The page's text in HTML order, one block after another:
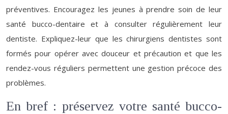
préventives. Encouragez les jeunes à prendre soin de leur
santé bucco-dentaire et à consulter régulièrement leur
dentiste. Expliquez-leur que les chirurgiens dentistes sont
formés pour opérer avec douceur et précaution et que les
rendez-vous réguliers permettent une gestion précoce des
problèmes.
En bref : préservez votre santé bucco-